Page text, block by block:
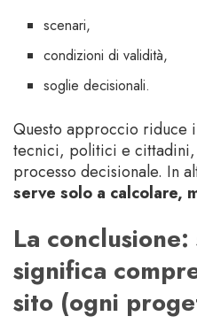
scenari,
condizioni di validità,
soglie decisionali.
Questo approccio riduce
tecnici, politici e
processo decisionale. In
serve solo a calcolare,
La
significa
sito (ogni